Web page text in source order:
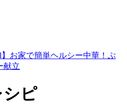
お家で簡単ヘルシー中華！ぷ
献立
ピ